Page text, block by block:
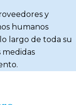
y
humanos
largo de toda su
medidas